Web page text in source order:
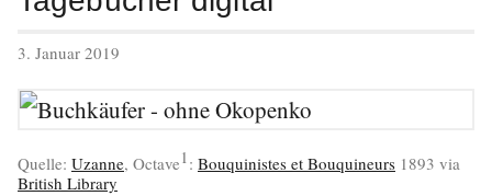
veröffentlicht
3. Januar 2019
Quelle: Uzanne, Octave1: Bouquinistes et Bouquineurs 1893 via
British Library